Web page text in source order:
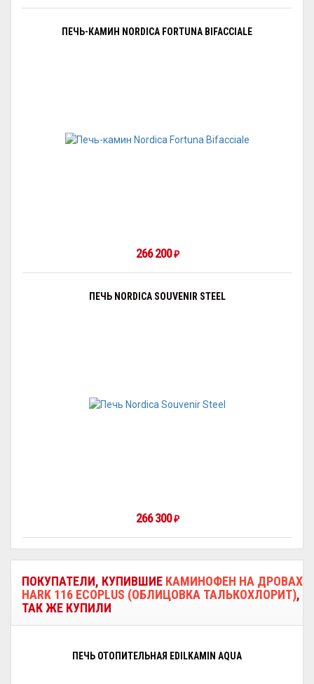
ПЕЧЬ-КАМИН NORDICA FORTUNA BIFACCIALE
266 200₽
ПЕЧЬ NORDICA SOUVENIR STEEL
266 300₽
ПОКУПАТЕЛИ, КУПИВШИЕ КАМИНОФЕН НА ДРОВАХ
HARK 116 ECOPLUS (ОБЛИЦОВКА ТАЛЬКОХЛОРИТ),
ТАК ЖЕ КУПИЛИ
ПЕЧЬ ОТОПИТЕЛЬНАЯ EDILKAMIN AQUA